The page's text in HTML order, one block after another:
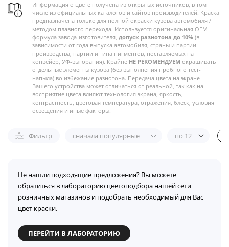
Информация о цвете получена из открытых источников, в том
числе из официальных каталогов и сайтов производителей. Краска
предназначена только для полной окраски кузова автомобиля /
методом плавного перехода. Используется оригинальная OEM-
формула завода-изготовителя, допуск разнотона до 10% (в
зависимости от года выпуска автомобиля, страны и партии
производства, партии и типа пигментов, поставляемых на
конвейер, УФ-выгорания). Крайне НЕ РЕКОМЕНДУЕМ окрашивать
отдельные элементы кузова (без выполнения пробного тест-
напыла) во избежание разнотона. Передача цвета на экране
Вашего устройства может отличаться от реальной, так как на
восприятие цвета влияют технология экрана, яркость,
контрастность, цветовая температура, отражения, блеск, условия
освещения и иные факторы.
Фильтр сначала популярные по 12
Не нашли подходящие предложения? Вы можете
обратиться в лабораторию цветоподбора нашей сети
розничных магазинов и подобрать необходимый для Вас
цвет краски.
ПЕРЕЙТИ В ЛАБОРАТОРИЮ